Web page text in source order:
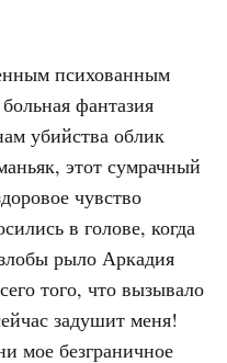
психованным
фантазия
убийства облик
этот сумрачный
чувство
в голове, когда
рыло Аркадия
того, что вызывало
задушит меня!
мое безграничное